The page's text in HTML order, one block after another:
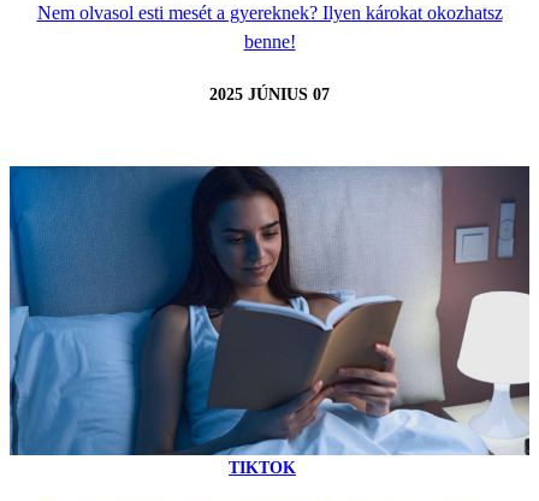
Nem olvasol esti mesét a gyereknek? Ilyen károkat okozhatsz
benne!
2025 JÚNIUS 07
TIKTOK